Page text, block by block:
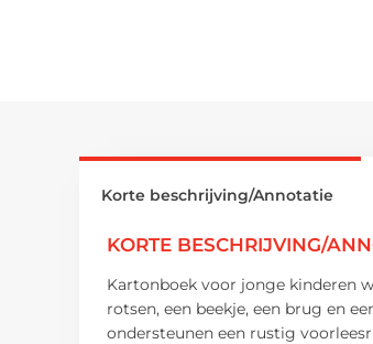
Korte beschrijving/Annotatie
KORTE BESCHRIJVING/
Kartonboek voor jonge kinderen
rotsen, een beekje, een brug en
ondersteunen een rustig